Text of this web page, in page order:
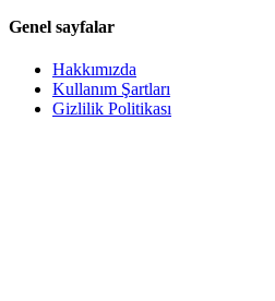
Genel sayfalar
Hakkımızda
Kullanım Şartları
Gizlilik Politikası